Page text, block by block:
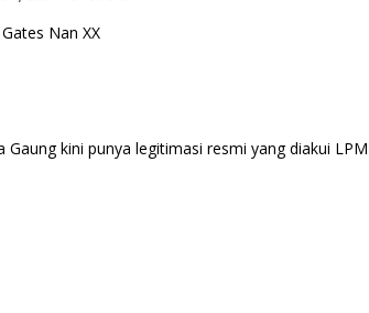
Nan XX
kini punya legitimasi resmi yang diakui LPM